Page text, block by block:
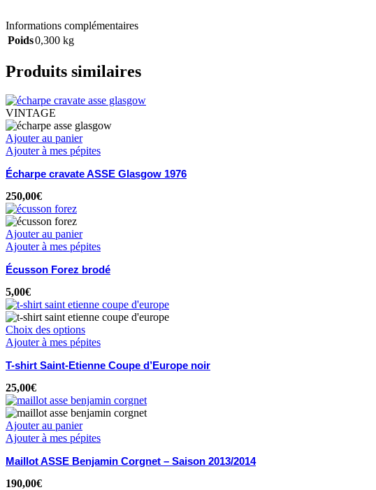
Informations complémentaires
Poids0,300 kg
Produits similaires
VINTAGE
Ajouter au panier
Ajouter à mes pépites
Écharpe cravate ASSE Glasgow 1976
250,00€
Ajouter au panier
Ajouter à mes pépites
Écusson Forez brodé
5,00€
Choix des options
Ajouter à mes pépites
T-shirt Saint-Etienne Coupe d’Europe noir
25,00€
Ajouter au panier
Ajouter à mes pépites
Maillot ASSE Benjamin Corgnet – Saison 2013/2014
190,00€